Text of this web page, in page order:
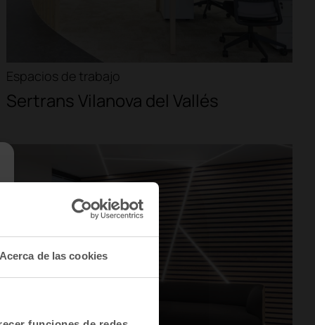
Acerca de las cookies
Espacios de trabajo
Sertrans Vilanova del Vallés